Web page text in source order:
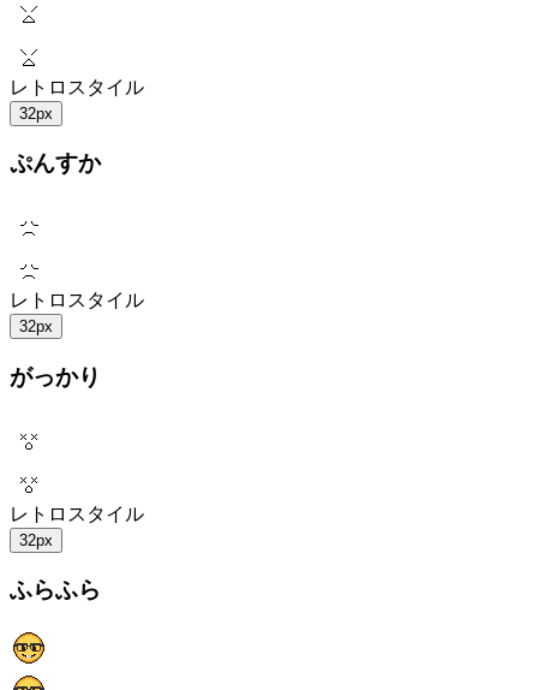
レトロスタイル
32px
ぷんすか
レトロスタイル
32px
がっかり
レトロスタイル
32px
ふらふら